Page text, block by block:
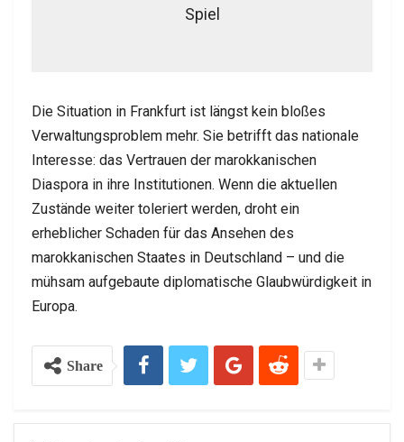
Spiel
Die Situation in Frankfurt ist längst kein bloßes
Verwaltungsproblem mehr. Sie betrifft das nationale
Interesse: das Vertrauen der marokkanischen
Diaspora in ihre Institutionen. Wenn die aktuellen
Zustände weiter toleriert werden, droht ein
erheblicher Schaden für das Ansehen des
marokkanischen Staates in Deutschland – und die
mühsam aufgebaute diplomatische Glaubwürdigkeit in
Europa.
Share